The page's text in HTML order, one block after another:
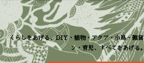
くらしをあげる、DIY・植物・アクア・小鳥・雑
ン・育児、すべてをあげる